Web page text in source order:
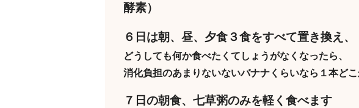
酵素）
６日は朝、昼、夕食３食をすべて置き換え、
どうしても何か食べたくてしょうがなくなったら、
消化負担のあまりないないバナナくらいなら１本ど
７日の朝食、七草粥のみを軽く食べます